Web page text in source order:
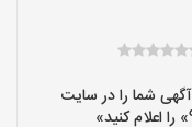
شما را در سایت